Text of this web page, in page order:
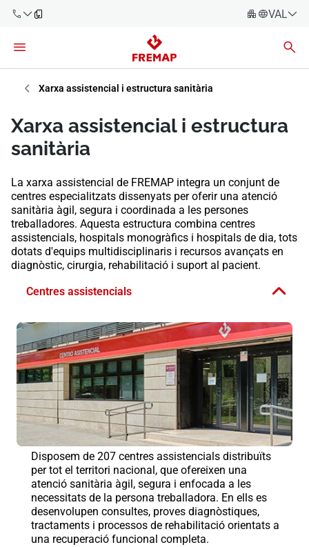
900 61 00
61
+34 91
919 61 61
900 61 00
61
Empreses
Treballadors
Autònoms
Xarxa assistencial i estructura sanitària
Xarxa assistencial i estructura
sanitària
La xarxa assistencial de FREMAP integra un conjunt de
centres especialitzats dissenyats per oferir una atenció
sanitària àgil, segura i coordinada a les persones
treballadores. Aquesta estructura combina centres
assistencials, hospitals monogràfics i hospitals de dia, tots
dotats d'equips multidisciplinaris i recursos avançats en
diagnòstic, cirurgia, rehabilitació i suport al pacient.
Centres assistencials
Disposem de 207 centres assistencials distribuïts
per tot el territori nacional, que ofereixen una
atenció sanitària àgil, segura i enfocada a les
necessitats de la persona treballadora. En ells es
desenvolupen consultes, proves diagnòstiques,
tractaments i processos de rehabilitació orientats a
una recuperació funcional completa.